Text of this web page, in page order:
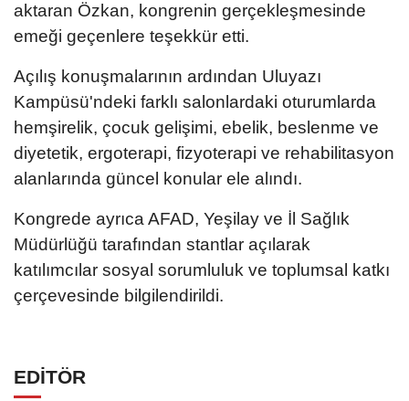
aktaran Özkan, kongrenin gerçekleşmesinde
emeği geçenlere teşekkür etti.
Açılış konuşmalarının ardından Uluyazı
Kampüsü'ndeki farklı salonlardaki oturumlarda
hemşirelik, çocuk gelişimi, ebelik, beslenme ve
diyetetik, ergoterapi, fizyoterapi ve rehabilitasyon
alanlarında güncel konular ele alındı.
Kongrede ayrıca AFAD, Yeşilay ve İl Sağlık
Müdürlüğü tarafından stantlar açılarak
katılımcılar sosyal sorumluluk ve toplumsal katkı
çerçevesinde bilgilendirildi.
EDİTÖR